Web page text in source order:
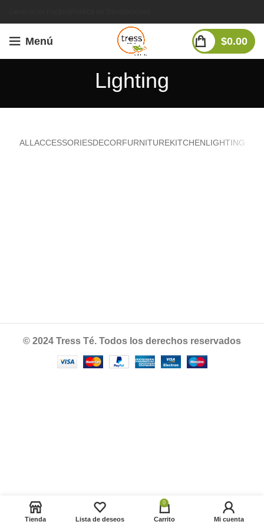
Menú $0.00
Lighting
ALL ACCESSORIESDECORFURNITUREKITCHENLIGHTING
© 2024 Tress Té. Todos los derechos reservados
Tienda Lista de deseos
0
Carrito Mi cuenta